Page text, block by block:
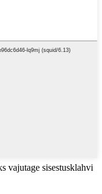
vajutage sisestusklahvi